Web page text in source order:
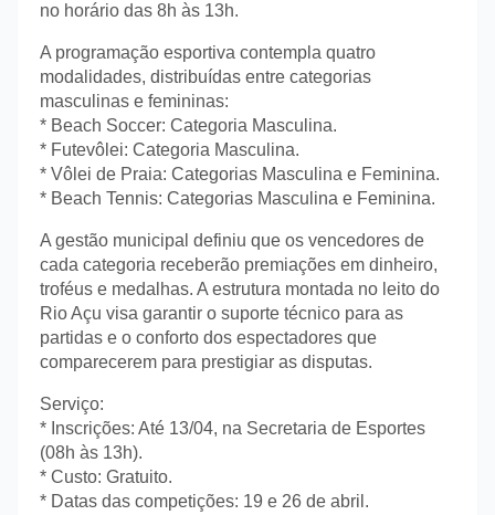
no horário das 8h às 13h.
A programação esportiva contempla quatro
modalidades, distribuídas entre categorias
masculinas e femininas:
* Beach Soccer: Categoria Masculina.
* Futevôlei: Categoria Masculina.
* Vôlei de Praia: Categorias Masculina e Feminina.
* Beach Tennis: Categorias Masculina e Feminina.
A gestão municipal definiu que os vencedores de
cada categoria receberão premiações em dinheiro,
troféus e medalhas. A estrutura montada no leito do
Rio Açu visa garantir o suporte técnico para as
partidas e o conforto dos espectadores que
comparecerem para prestigiar as disputas.
Serviço:
* Inscrições: Até 13/04, na Secretaria de Esportes
(08h às 13h).
* Custo: Gratuito.
* Datas das competições: 19 e 26 de abril.